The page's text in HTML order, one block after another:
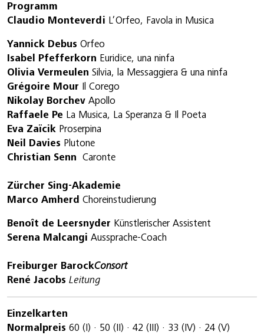
Programm
Claudio Monteverdi L’Orfeo, Favola in Musica
Yannick Debus Orfeo
Isabel Pfefferkorn Euridice, una ninfa
Olivia Vermeulen Silvia, la Messaggiera & una ninfa
Grégoire Mour
Il Corego
Nikolay Borchev Apollo
Raffaele Pe La Musica, La Speranza & Il Poeta
Eva Zaïcik Proserpina
Neil Davies Plutone
Christian Senn Caronte
Zürcher Sing-Akademie
Marco Amherd Choreinstudierung
Benoît de Leersnyder Künstlerischer Assistent
Serena Malcangi Aussprache-Coach
Freiburger BarockConsort
René Jacobs Leitung
Einzelkarten
Normalpreis 60 (I) · 50 (II) · 42 (III) · 33 (IV) · 24 (V)